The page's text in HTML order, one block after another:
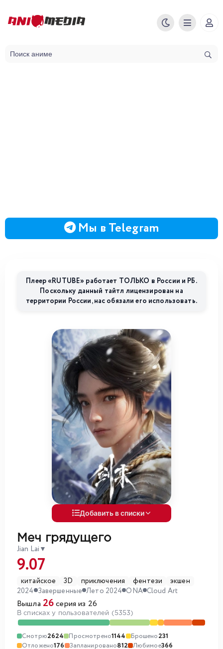
Мы в Telegram
Плеер «RUTUBE» работает ТОЛЬКО в России и РБ.
Поскольку данный тайтл лицензирован на
территории России, нас обязали его использовать.
Добавить в списки
Меч грядущего
Jian Lai ▼
9.07
китайское 3D приключения фентези
экшен
2024 Завершенные Лето 2024 ONA Cloud Art
Вышла 26серия из 26
В списках у пользователей (5353)
Смотрю2624 Просмотрено1144 Брошено231
Отложено176 Запланировано812 Любимое366